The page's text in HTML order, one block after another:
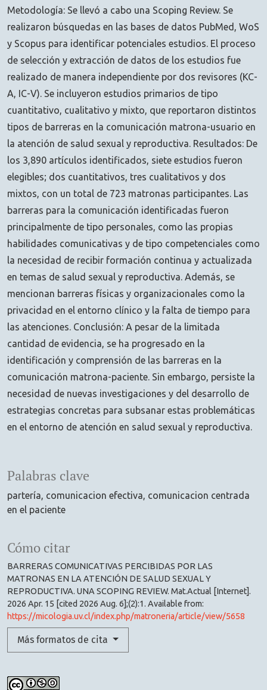
Palabras clave
partería comunicacion efectiva comunicacion centrada
en el paciente
Cómo citar
BARRERAS COMUNICATIVAS PERCIBIDAS POR LAS
MATRONAS EN LA ATENCIÓN DE SALUD SEXUAL Y
REPRODUCTIVA. UNA SCOPING REVIEW. Mat.Actual [Internet].
2026 Apr. 15 [cited 2026 Aug. 6];(2):1. Available from:
https://micologia.uv.cl/index.php/matroneria/article/view/5658
Más formatos de cita
Metodología: Se llevó a cabo una Scoping Review. Se
realizaron búsquedas en las bases de datos PubMed, WoS
y Scopus para identificar potenciales estudios. El proceso
de selección y extracción de datos de los estudios fue
realizado de manera independiente por dos revisores (KC-
A, IC-V). Se incluyeron estudios primarios de tipo
cuantitativo, cualitativo y mixto, que reportaron distintos
tipos de barreras en la comunicación matrona-usuario en
la atención de salud sexual y reproductiva. Resultados: De
los 3,890 artículos identificados, siete estudios fueron
elegibles; dos cuantitativos, tres cualitativos y dos
mixtos, con un total de 723 matronas participantes. Las
barreras para la comunicación identificadas fueron
principalmente de tipo personales, como las propias
habilidades comunicativas y de tipo competenciales como
la necesidad de recibir formación continua y actualizada
en temas de salud sexual y reproductiva. Además, se
mencionan barreras físicas y organizacionales como la
privacidad en el entorno clínico y la falta de tiempo para
las atenciones. Conclusión: A pesar de la limitada
cantidad de evidencia, se ha progresado en la
identificación y comprensión de las barreras en la
comunicación matrona-paciente. Sin embargo, persiste la
necesidad de nuevas investigaciones y del desarrollo de
estrategias concretas para subsanar estas problemáticas
en el entorno de atención en salud sexual y reproductiva.